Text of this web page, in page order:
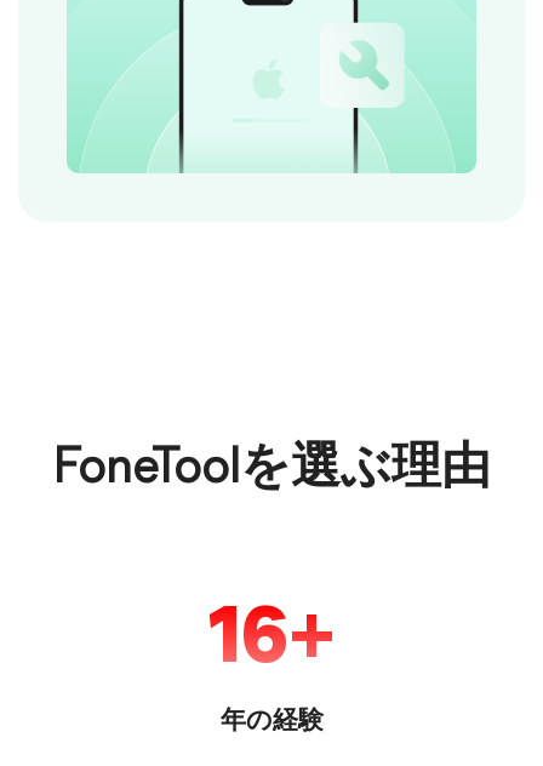
FoneToolを選ぶ理由
16
年の経験